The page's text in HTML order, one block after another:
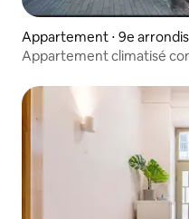
Appartement ⋅ 9e
st
Appartement climatisé